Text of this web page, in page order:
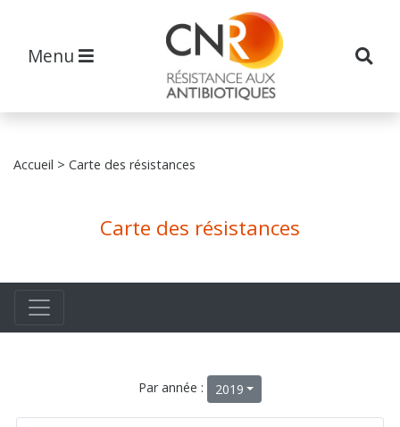
Menu
Accueil > Carte des résistances
Carte des résistances
Par année : 2019